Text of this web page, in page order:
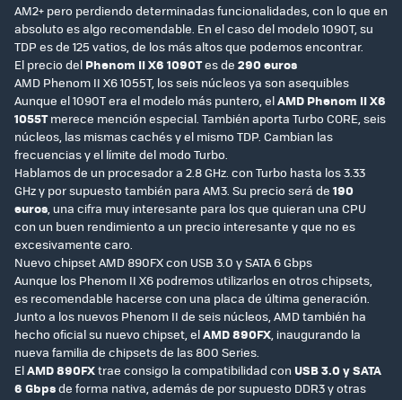
AM2+ pero perdiendo determinadas funcionalidades, con lo que en
absoluto es algo recomendable. En el caso del modelo 1090T, su
TDP es de 125 vatios, de los más altos que podemos encontrar.
El precio del Phenom II X6 1090Tes de 290 euros
AMD Phenom II X6 1055T, los seis núcleos ya son asequibles
Aunque el 1090T era el modelo más puntero, elAMD Phenom II X6
1055Tmerece mención especial. También aporta Turbo CORE, seis
núcleos, las mismas cachés y el mismo TDP. Cambian las
frecuencias y el límite del modo Turbo.
Hablamos de un procesador a 2.8 GHz. con Turbo hasta los 3.33
GHz y por supuesto también para AM3. Su precio será de 190
euros, una cifra muy interesante para los que quieran una CPU
con un buen rendimiento a un precio interesante y que no es
excesivamente caro.
Nuevo chipset AMD 890FX con USB 3.0 y SATA 6 Gbps
Aunque los Phenom II X6 podremos utilizarlos en otros chipsets,
es recomendable hacerse con una placa de última generación.
Junto a los nuevos Phenom II de seis núcleos, AMD también ha
hecho oficial su nuevo chipset, elAMD 890FX, inaugurando la
nueva familia de chipsets de las 800 Series.
ElAMD 890FXtrae consigo la compatibilidad con USB 3.0 y SATA
6 Gbpsde forma nativa, además de por supuesto DDR3 y otras